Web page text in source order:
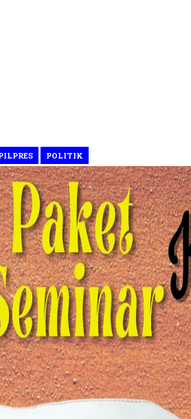
POLITIK
1 Ramadhan 1446 Hijriah